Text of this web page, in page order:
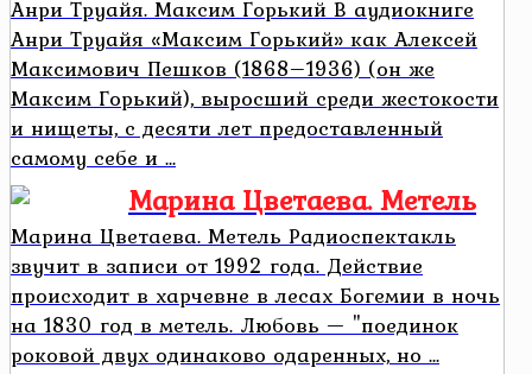
Анри Труайя. Максим Горький В аудиокниге
Анри Труайя «Максим Горький» как Алексей
Максимович Пешков (1868–1936) (он же
Максим Горький), выросший среди жестокости
и нищеты, с десяти лет предоставленный
самому себе и ...
Марина Цветаева. Метель
Марина Цветаева. Метель Радиоспектакль
звучит в записи от 1992 года. Действие
происходит в харчевне в лесах Богемии в ночь
на 1830 год в метель. Любовь — "поединок
роковой двух одинаково одаренных, но ...